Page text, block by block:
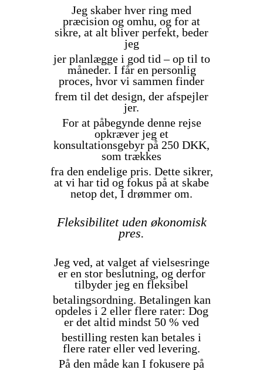
Jeg skaber hver ring med
præcision og omhu, og for at
sikre, at alt bliver perfekt, beder
jeg
jer planlægge i god tid – op til to
måneder. I får en personlig
proces, hvor vi sammen finder
frem til det design, der afspejler
jer.
For at påbegynde denne rejse
opkræver jeg et
konsultationsgebyr på 250 DKK,
som trækkes
fra den endelige pris. Dette sikrer,
at vi har tid og fokus på at skabe
netop det, I drømmer om.
Fleksibilitet uden økonomisk
pres.
Jeg ved, at valget af vielsesringe
er en stor beslutning, og derfor
tilbyder jeg en fleksibel
betalingsordning. Betalingen kan
opdeles i 2 eller flere rater: Dog
er det altid mindst 50 % ved
bestilling resten kan betales i
flere rater eller ved levering.
På den måde kan I fokusere på